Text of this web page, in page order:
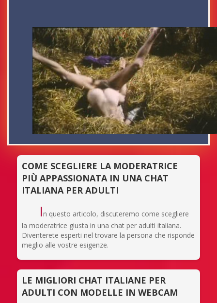
COME SCEGLIERE LA MODERATRICE
PIÙ APPASSIONATA IN UNA CHAT
ITALIANA PER ADULTI
In questo articolo, discuteremo come scegliere
la moderatrice giusta in una chat per adulti italiana.
Diventerete esperti nel trovare la persona che risponde
meglio alle vostre esigenze.
LE MIGLIORI CHAT ITALIANE PER
ADULTI CON MODELLE IN WEBCAM